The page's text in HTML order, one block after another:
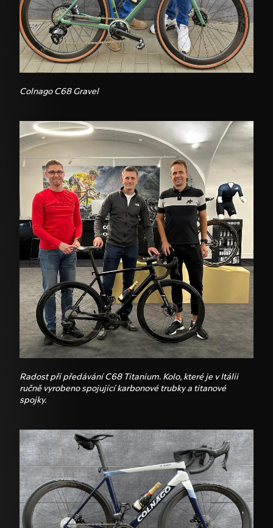
Colnago C68 Gravel
Radost při předávání C68 Titanium. Kolo, které je v Itálii
ručně vyrobeno spojující karbonové trubky a titanové
spojky.